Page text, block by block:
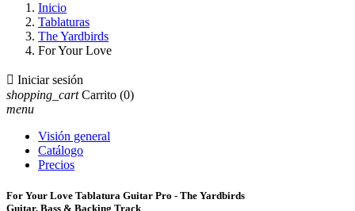
Inicio
Tablaturas
The Yardbirds
For Your Love
 Iniciar sesión
shopping_cart Carrito (0)
menu
Visión general
Catálogo
Precios
For Your Love Tablatura Guitar Pro - The Yardbirds
Guitar, Bass & Backing Track